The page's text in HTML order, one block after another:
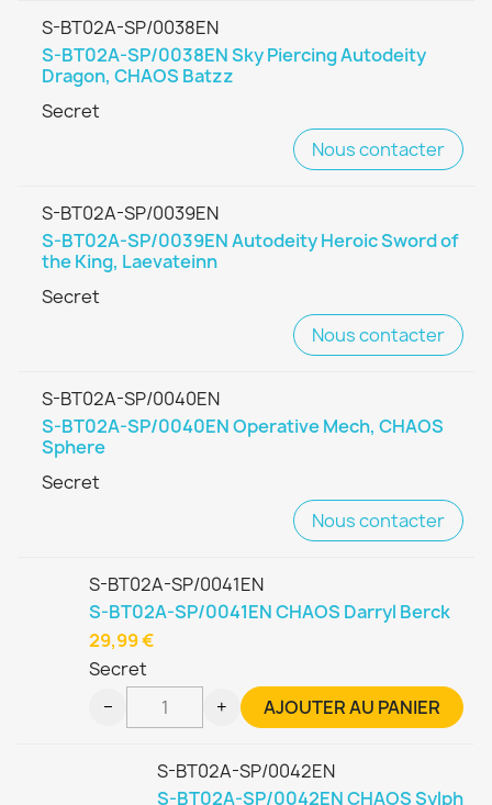
S-BT02A-SP/0038EN
S-BT02A-SP/0038EN Sky Piercing Autodeity
Dragon, CHAOS Batzz
Secret
Nous contacter
S-BT02A-SP/0039EN
S-BT02A-SP/0039EN Autodeity Heroic Sword of
the King, Laevateinn
Secret
Nous contacter
S-BT02A-SP/0040EN
S-BT02A-SP/0040EN Operative Mech, CHAOS
Sphere
Secret
Nous contacter
S-BT02A-SP/0041EN
S-BT02A-SP/0041EN CHAOS Darryl Berck
Secret
29,99 €
− + AJOUTER AU PANIER
S-BT02A-SP/0042EN
S-BT02A-SP/0042EN CHAOS Sylph